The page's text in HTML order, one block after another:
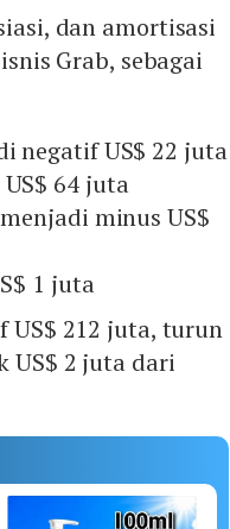
dan amortisasi
Grab, sebagai
negatif US$ 22 juta
64 juta
minus US$
1 juta
US$ 212 juta, turun
US$ 2 juta dari